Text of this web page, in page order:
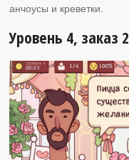
анчоусы и креветки.
Уровень 4, заказ 2